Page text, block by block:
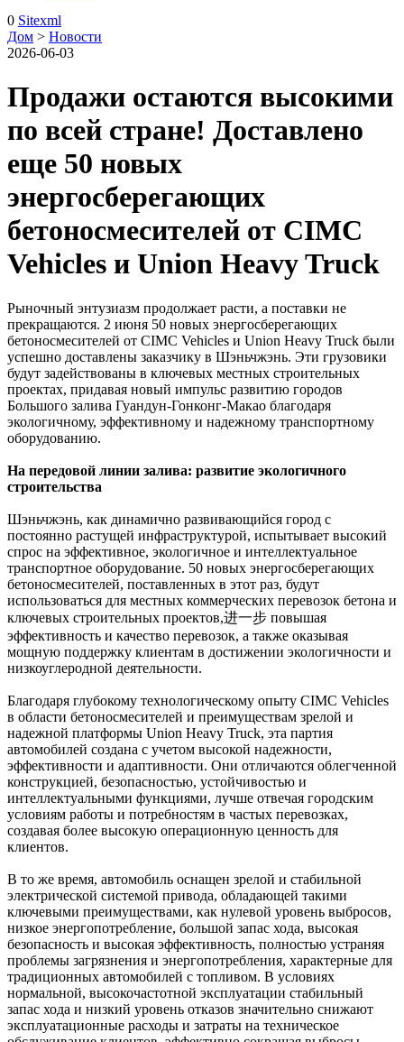
0 Sitexml
Дом > Новости
2026-06-03
Продажи остаются высокими
по всей стране! Доставлено
еще 50 новых
энергосберегающих
бетоносмесителей от CIMC
Vehicles и Union Heavy Truck
Рыночный энтузиазм продолжает расти, а поставки не
прекращаются. 2 июня 50 новых энергосберегающих
бетоносмесителей от CIMC Vehicles и Union Heavy Truck были
успешно доставлены заказчику в Шэньчжэнь. Эти грузовики
будут задействованы в ключевых местных строительных
проектах, придавая новый импульс развитию городов
Большого залива Гуандун-Гонконг-Макао благодаря
экологичному, эффективному и надежному транспортному
оборудованию.
На передовой линии залива: развитие экологичного
строительства
Шэньчжэнь, как динамично развивающийся город с
постоянно растущей инфраструктурой, испытывает высокий
спрос на эффективное, экологичное и интеллектуальное
транспортное оборудование. 50 новых энергосберегающих
бетоносмесителей, поставленных в этот раз, будут
использоваться для местных коммерческих перевозок бетона и
ключевых строительных проектов,进一步 повышая
эффективность и качество перевозок, а также оказывая
мощную поддержку клиентам в достижении экологичности и
низкоуглеродной деятельности.
Благодаря глубокому технологическому опыту CIMC Vehicles
в области бетоносмесителей и преимуществам зрелой и
надежной платформы Union Heavy Truck, эта партия
автомобилей создана с учетом высокой надежности,
эффективности и адаптивности. Они отличаются облегченной
конструкцией, безопасностью, устойчивостью и
интеллектуальными функциями, лучше отвечая городским
условиям работы и потребностям в частых перевозках,
создавая более высокую операционную ценность для
клиентов.
В то же время, автомобиль оснащен зрелой и стабильной
электрической системой привода, обладающей такими
ключевыми преимуществами, как нулевой уровень выбросов,
низкое энергопотребление, большой запас хода, высокая
безопасность и высокая эффективность, полностью устраняя
проблемы загрязнения и энергопотребления, характерные для
традиционных автомобилей с топливом. В условиях
нормальной, высокочастотной эксплуатации стабильный
запас хода и низкий уровень отказов значительно снижают
эксплуатационные расходы и затраты на техническое